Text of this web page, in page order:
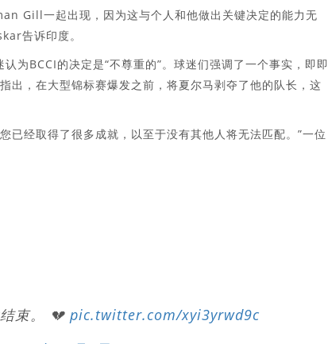
Gill一起出现，因为这与个人和他做出关键决定的能力无
告诉印度。
为BCCI的决定是“不尊重的”。球迷们强调了一个事实，即即
出，在大型锦标赛爆发之前，将夏尔马剥夺了他的队长，这
已经取得了很多成就，以至于没有其他人将无法匹配。”一位
束。 💔 pic.twitter.com/xyi3yrwd9c